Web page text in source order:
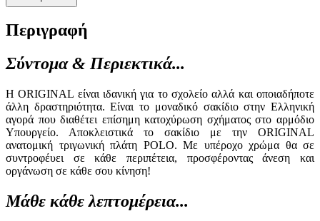
Περιγραφή
Σύντομα & Περιεκτικά...
Η ORIGINAL είναι ιδανική για το σχολείο αλλά και οποιαδήποτε
άλλη δραστηριότητα. Είναι τo μοναδικό σακίδιο στην Ελληνική
αγορά που διαθέτει επίσημη κατοχύρωση σχήματος στο αρμόδιο
Υπουργείο. Αποκλειστικά το σακίδιο με την ORIGINAL
ανατομική τριγωνική πλάτη POLO. Με υπέροχο χρώμα θα σε
συντροφέυει σε κάθε περιπέτεια, προσφέροντας άνεση και
οργάνωση σε κάθε σου κίνηση!
Μάθε κάθε λεπτομέρεια...